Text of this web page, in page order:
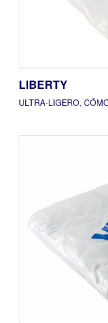
LIBERTY
ULTRA-LIGERO,